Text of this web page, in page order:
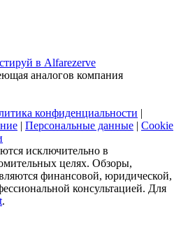
в Alfarezerve
аналогов компания
конфиденциальности |
| Персональные данные | Cookie
исключительно в
целях. Обзоры,
финансовой, юридической,
консультацией. Для
.